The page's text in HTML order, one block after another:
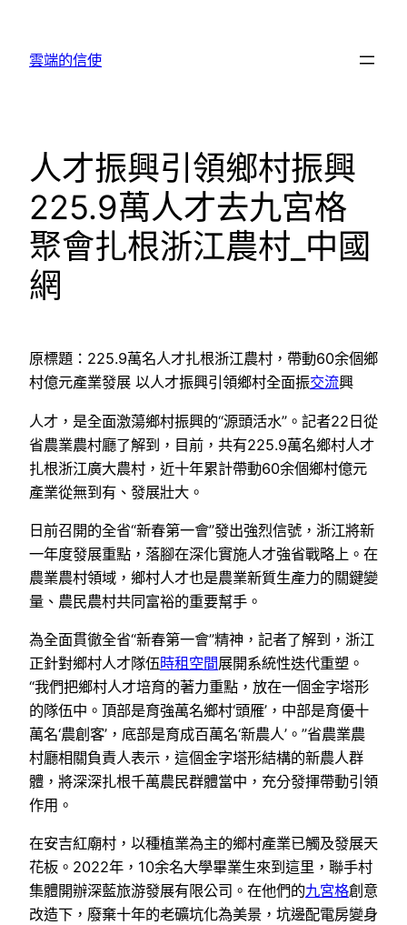
雲端的信使
人才振興引領鄉村振興
225.9萬人才去九宮格
聚會扎根浙江農村_中國
網
原標題：225.9萬名人才扎根浙江農村，帶動60余個鄉
村億元產業發展 以人才振興引領鄉村全面振交流興
人才，是全面激蕩鄉村振興的“源頭活水”。記者22日從
省農業農村廳了解到，目前，共有225.9萬名鄉村人才
扎根浙江廣大農村，近十年累計帶動60余個鄉村億元
產業從無到有、發展壯大。
日前召開的全省“新春第一會”發出強烈信號，浙江將新
一年度發展重點，落腳在深化實施人才強省戰略上。在
農業農村領域，鄉村人才也是農業新質生產力的關鍵變
量、農民農村共同富裕的重要幫手。
為全面貫徹全省“新春第一會”精神，記者了解到，浙江
正針對鄉村人才隊伍時租空間展開系統性迭代重塑。
“我們把鄉村人才培育的著力重點，放在一個金字塔形
的隊伍中。頂部是育強萬名鄉村‘頭雁’，中部是育優十
萬名‘農創客’，底部是育成百萬名‘新農人’。”省農業農
村廳相關負責人表示，這個金字塔形結構的新農人群
體，將深深扎根千萬農民群體當中，充分發揮帶動引領
作用。
在安吉紅廟村，以種植業為主的鄉村產業已觸及發展天
花板。2022年，10余名大學畢業生來到這里，聯手村
集體開辦深藍旅游發展有限公司。在他們的九宮格創意
改造下，廢棄十年的老礦坑化為美景，坑邊配電房變身